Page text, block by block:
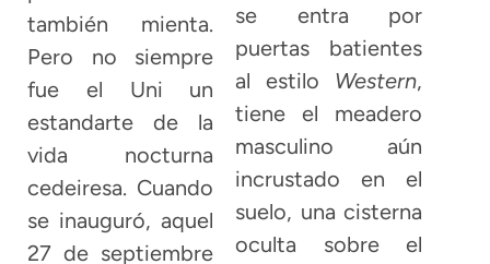
también mienta.
Pero no siempre
fue el Uni un
estandarte de la
vida nocturna
cedeiresa. Cuando
se inauguró, aquel
27 de septiembre
se entra por
puertas batientes
al estilo Western,
tiene el meadero
masculino aún
incrustado en el
suelo, una cisterna
oculta sobre el